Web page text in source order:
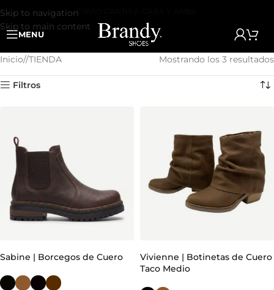
Skip to navigation
Skip to main content
ENVÍO GRATIS A CABA Y AMBA
MENU
Inicio/ TIENDA Mostrando los 3 resultados
Filtros
Sabine | Borcegos de Cuero
Vivienne | Botinetas de Cuero
Taco Medio